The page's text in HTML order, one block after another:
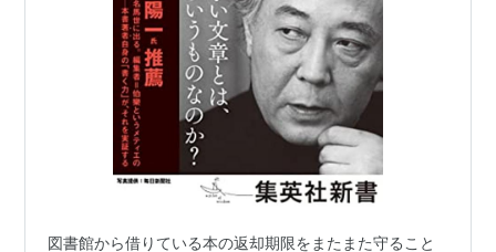
図書館から借りている本の返却期限をまたまた守ること